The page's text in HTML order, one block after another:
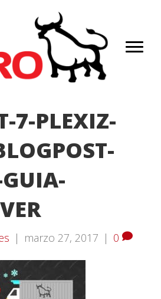
7-PLEXIZ-
| marzo 27, 2017 | 0